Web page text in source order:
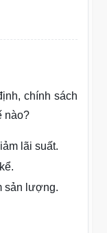
chính sách
nào?
lãi suất.
sản lượng.